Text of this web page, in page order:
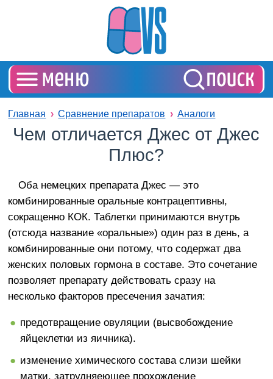
Главная Сравнение препаратов Аналоги
Чем отличается Джес от Джес
Плюс?
Оба немецких препарата Джес — это
комбинированные оральные контрацептивны,
сокращенно КОК. Таблетки принимаются внутрь
(отсюда название «оральные») один раз в день, а
комбинированные они потому, что содержат два
женских половых гормона в составе. Это сочетание
позволяет препарату действовать сразу на
несколько факторов пресечения зачатия:
предотвращение овуляции (высвобождение
яйцеклетки из яичника).
изменение химического состава слизи шейки
матки, затрудняеющее прохождение